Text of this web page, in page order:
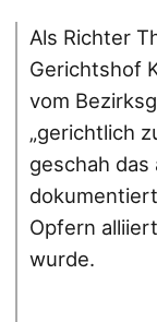
Als Richter
Gerichtshof
vom
„gerichtlich
geschah das
Opfern
wurde.